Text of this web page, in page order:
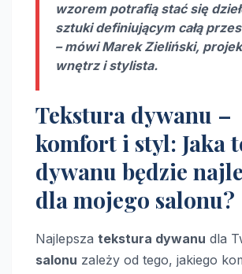
wzorem potrafią stać się
sztuki definiującym całą
– mówi Marek Zieliński,
wnętrz i stylista.
Tekstura dywanu –
komfort i styl: Jaka
dywanu będzie
dla mojego salonu?
Najlepsza tekstura dywanu dla
salonu zależy od tego, jakiego